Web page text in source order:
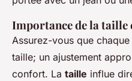
Importance de la taille
Assurez-vous que
taille; un ajustement
confort. La taille influe